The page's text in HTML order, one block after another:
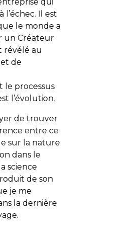
l’échec. Il est
le monde a
un Créateur
révélé au
de
le processus
l’évolution.
de trouver
entre ce
sur la nature
dans le
science
de son
je me
la dernière